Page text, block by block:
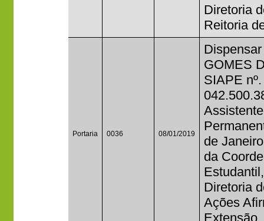
Diretoria
Reitoria
Portaria 0036 08/01/2019
GOMES
SIAPE
de
da
Diretoria
Ações
Extensão